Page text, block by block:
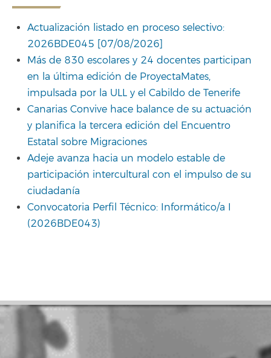
Actualización listado en proceso selectivo:
2026BDE045 [07/08/2026]
Más de 830 escolares y 24 docentes participan
en la última edición de ProyectaMates,
impulsada por la ULL y el Cabildo de Tenerife
Canarias Convive hace balance de su actuación
y planifica la tercera edición del Encuentro
Estatal sobre Migraciones
Adeje avanza hacia un modelo estable de
participación intercultural con el impulso de su
ciudadanía
Convocatoria Perfil Técnico: Informático/a I
(2026BDE043)